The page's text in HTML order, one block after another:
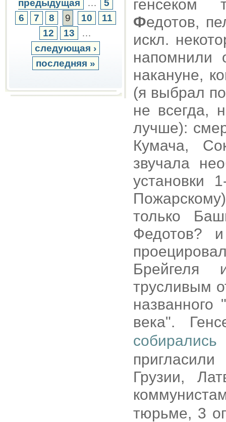
предыдущая …
5
6
7 8 9 10
11
12
13
…
следующая ›
последняя »
генсеком
Федотов,
искл.
напомнили
накануне,
(я выбрал
не всегда,
лучше):
Кумача,
звучала
установки
только
Федотов?
Брейгеля
трусливым
века".
Грузии,
тюрьме, 3